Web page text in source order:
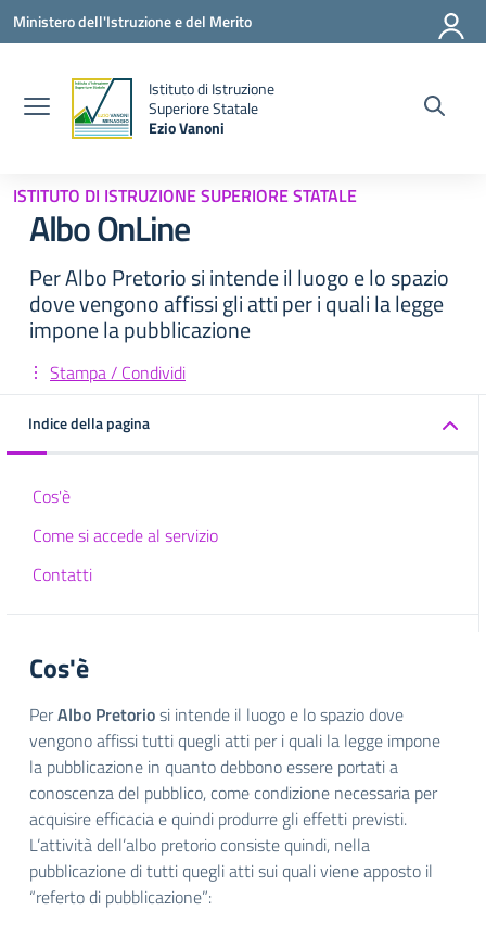
Vai ai contenuti
Vai al menu di navigazione
Vai al footer
Ministero dell'Istruzione e del Merito
Istituto di Istruzione
Superiore Statale
Ezio Vanoni
ISTITUTO DI ISTRUZIONE SUPERIORE STATALE
Albo OnLine
Per Albo Pretorio si intende il luogo e lo spazio
dove vengono affissi gli atti per i quali la legge
impone la pubblicazione
Stampa / Condividi
Indice della pagina
Cos'è
Come si accede al servizio
Contatti
Cos'è
PerAlbo Pretoriosi intende il luogo e lo spazio dove
vengono affissi tutti quegli atti per i quali la legge impone
la pubblicazione in quanto debbono essere portati a
conoscenza del pubblico, come condizione necessaria per
acquisire efficacia e quindi produrre gli effetti previsti.
L’attività dell’albo pretorio consiste quindi, nella
pubblicazione di tutti quegli atti sui quali viene apposto il
“referto di pubblicazione”: